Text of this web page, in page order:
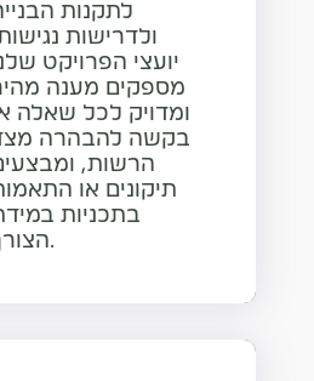
לתקנות
ולדרישות
יועצי הפרויקט
מספקים מענה
ומדויק לכל שאלה
בקשה להבהרה
הרשות,
תיקונים או
בתכניות
הצורך.